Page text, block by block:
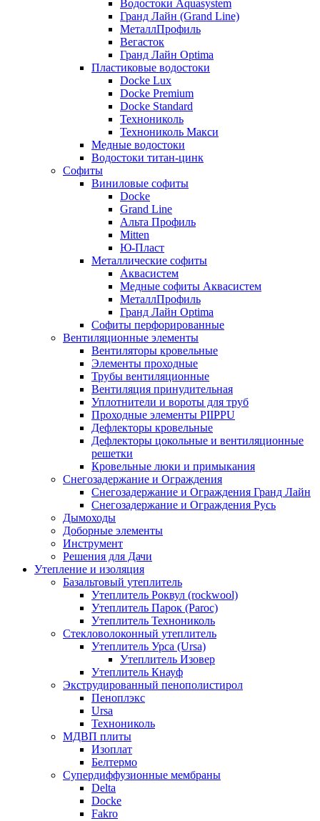
Водостоки Aquasystem
Гранд Лайн (Grand Line)
МеталлПрофиль
Вегасток
Гранд Лайн Optima
Пластиковые водостоки
Docke Lux
Docke Premium
Docke Standard
Технониколь
Технониколь Макси
Медные водостоки
Водостоки титан-цинк
Софиты
Виниловые софиты
Docke
Grand Line
Альта Профиль
Mitten
Ю-Пласт
Металлические софиты
Аквасистем
Медные софиты Аквасистем
МеталлПрофиль
Гранд Лайн Optima
Софиты перфорированные
Вентиляционные элементы
Вентиляторы кровельные
Элементы проходные
Трубы вентиляционные
Вентиляция принудительная
Уплотнители и вороты для труб
Проходные элементы PIIPPU
Дефлекторы кровельные
Дефлекторы цокольные и вентиляционные
решетки
Кровельные люки и примыкания
Снегозадержание и Ограждения
Снегозадержание и Ограждения Гранд Лайн
Снегозадержание и Ограждения Русь
Дымоходы
Доборные элементы
Инструмент
Решения для Дачи
Утепление и изоляция
Базальтовый утеплитель
Утеплитель Роквул (rockwool)
Утеплитель Парок (Paroc)
Утеплитель Технониколь
Стекловолоконный утеплитель
Утеплитель Урса (Ursa)
Утеплитель Изовер
Утеплитель Кнауф
Экструдированный пенополистирол
Пеноплэкс
Ursa
Технониколь
МДВП плиты
Изоплат
Белтермо
Супердиффузионные мембраны
Delta
Docke
Fakro